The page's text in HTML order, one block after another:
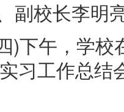
副校长李明
)下午，学
习工作总